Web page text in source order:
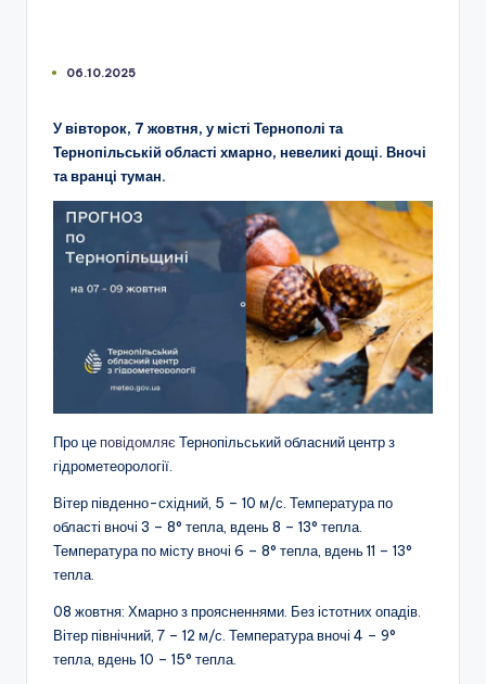
06.10.2025
У вівторок, 7 жовтня, у місті Тернополі та
Тернопільській області хмарно, невеликі дощі. Вночі
та вранці туман.
Про це повідомляє Тернопільський обласний центр з
гідрометеорології.
Вітер південно-східний, 5 – 10 м/с. Температура по
області вночі 3 – 8° тепла, вдень 8 – 13° тепла.
Температура по місту вночі 6 – 8° тепла, вдень 11 – 13°
тепла.
08 жовтня: Хмарно з проясненнями. Без істотних опадів.
Вітер північний, 7 – 12 м/с. Температура вночі 4 – 9°
тепла, вдень 10 – 15° тепла.